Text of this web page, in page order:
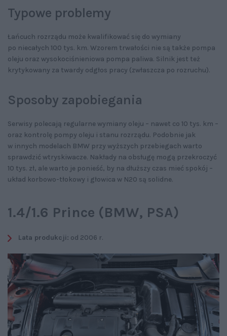
Typowe problemy
Łańcuch rozrządu może kwalifikować się do wymiany
po niecałych 100 tys. km. Wzorem trwałości nie są także pompa
oleju oraz wysokociśnieniowa pompa paliwa. Silnik jest też
krytykowany za twardy odgłos pracy (zwłaszcza po rozruchu).
Sposoby zapobiegania
Serwisy polecają regularne wymiany oleju – nawet co 10 tys. km –
oraz kontrolę pompy oleju i stanu rozrządu. Podobnie jak
w innych modelach BMW przy wyższych przebiegach warto
sprawdzić wtryskiwacze. Nakłady na obsługę mogą przekroczyć
10 tys. zł, ale warto je ponieść, by na dłuższy czas mieć spokój –
układ korbowo-tłokowy i głowica w N20 są solidne.
1.4/1.6 Prince (BMW, PSA)
Lata produkcji: od 2006 r.